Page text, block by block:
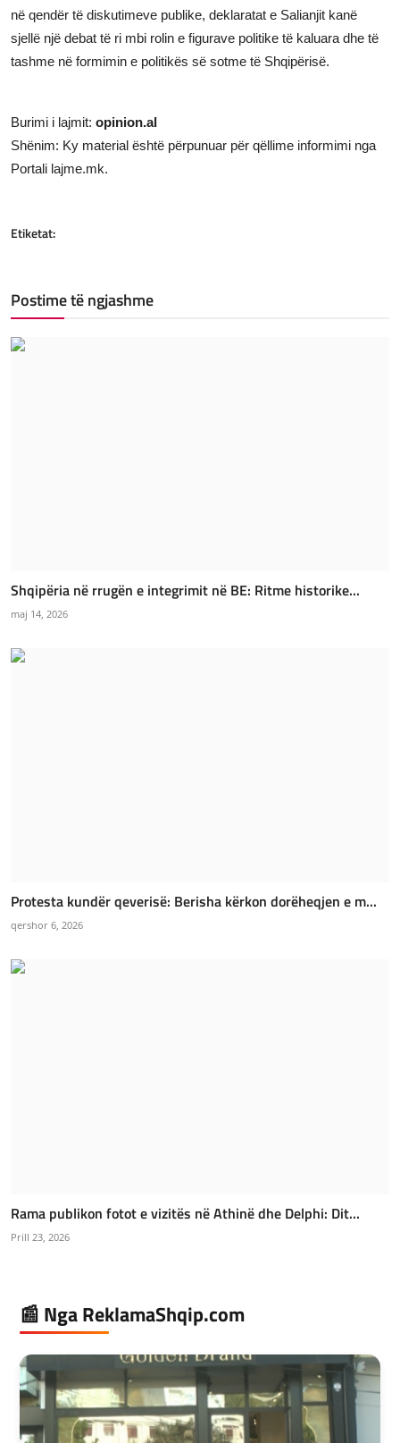
në qendër të diskutimeve publike, deklaratat e Salianjit kanë
sjellë një debat të ri mbi rolin e figurave politike të kaluara dhe të
tashme në formimin e politikës së sotme të Shqipërisë.
Burimi i lajmit: opinion.al
Shënim: Ky material është përpunuar për qëllime informimi nga
Portali lajme.mk.
Etiketat:
Postime të ngjashme
Shqipëria në rrugën e integrimit në BE: Ritme historike...
maj 14, 2026
Protesta kundër qeverisë: Berisha kërkon dorëheqjen e m...
qershor 6, 2026
Rama publikon fotot e vizitës në Athinë dhe Delphi: Dit...
Prill 23, 2026
📰 Nga ReklamaShqip.com